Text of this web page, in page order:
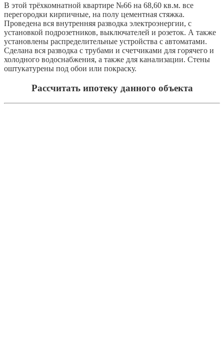
В этой трёхкомнатной квартире №66 на 68,60 кв.м. все
перегородки кирпичные, на полу цементная стяжка.
Проведена вся внутренняя разводка электроэнергии, с
установкой подрозетников, выключателей и розеток. А также
установлены распределительные устройства с автоматами.
Сделана вся разводка с трубами и счетчиками для горячего и
холодного водоснабжения, а также для канализации. Стены
оштукатурены под обои или покраску.
Рассчитать ипотеку данного объекта